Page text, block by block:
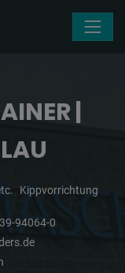
|
Kippvorrichtung
94064-0